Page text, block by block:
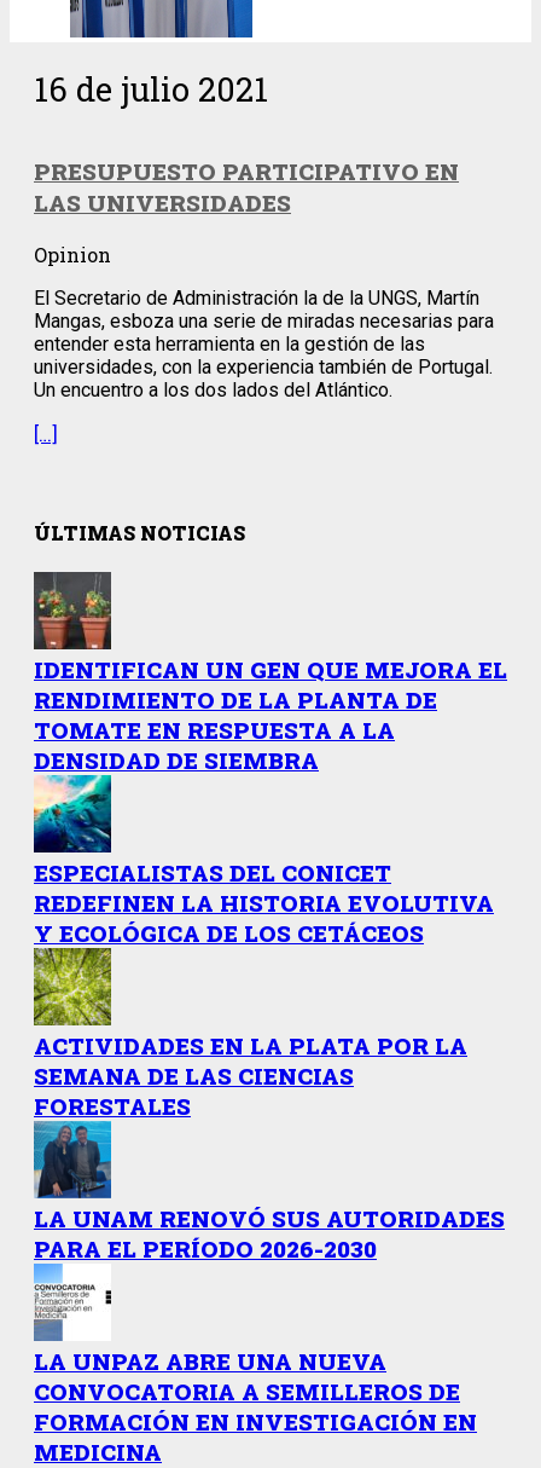
16 de julio 2021
PRESUPUESTO PARTICIPATIVO EN
LAS UNIVERSIDADES
Opinion
El Secretario de Administración la de la UNGS, Martín
Mangas, esboza una serie de miradas necesarias para
entender esta herramienta en la gestión de las
universidades, con la experiencia también de Portugal.
Un encuentro a los dos lados del Atlántico.
[…]
ÚLTIMAS NOTICIAS
IDENTIFICAN UN GEN QUE MEJORA EL
RENDIMIENTO DE LA PLANTA DE
TOMATE EN RESPUESTA A LA
DENSIDAD DE SIEMBRA
ESPECIALISTAS DEL CONICET
REDEFINEN LA HISTORIA EVOLUTIVA
Y ECOLÓGICA DE LOS CETÁCEOS
ACTIVIDADES EN LA PLATA POR LA
SEMANA DE LAS CIENCIAS
FORESTALES
LA UNAM RENOVÓ SUS AUTORIDADES
PARA EL PERÍODO 2026-2030
LA UNPAZ ABRE UNA NUEVA
CONVOCATORIA A SEMILLEROS DE
FORMACIÓN EN INVESTIGACIÓN EN
MEDICINA